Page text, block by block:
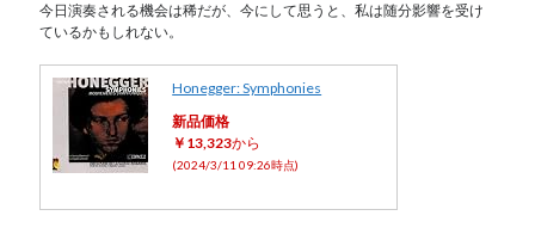
今日演奏される機会は稀だが、今にして思うと、私は随分影響を受け
ているかもしれない。
Honegger: Symphonies
新品価格
￥13,323から
(2024/3/11 09:26時点)